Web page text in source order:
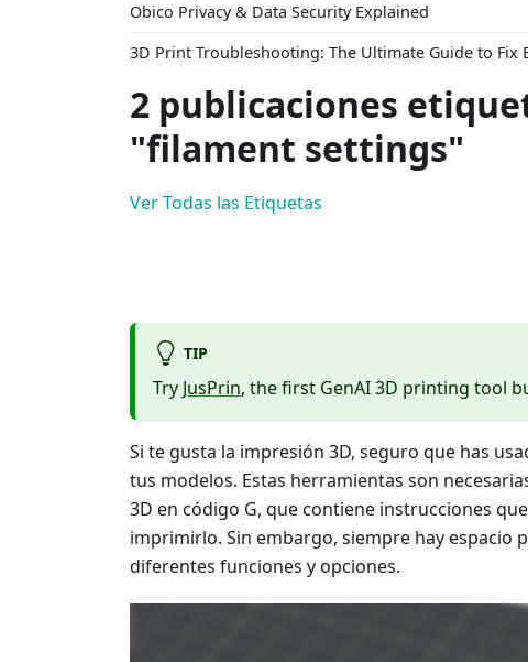
Obico Privacy & Data Security Explained
3D Print Troubleshooting: The Ultimate Guide to Fix
2 publicaciones
"filament settings"
Ver Todas las Etiquetas
TIP
Try JusPrin, the first GenAI 3D printing tool
Si te gusta la impresión 3D, seguro que has
tus modelos. Estas herramientas son
3D en código G, que contiene instrucciones
imprimirlo. Sin embargo, siempre hay espacio
diferentes funciones y opciones.